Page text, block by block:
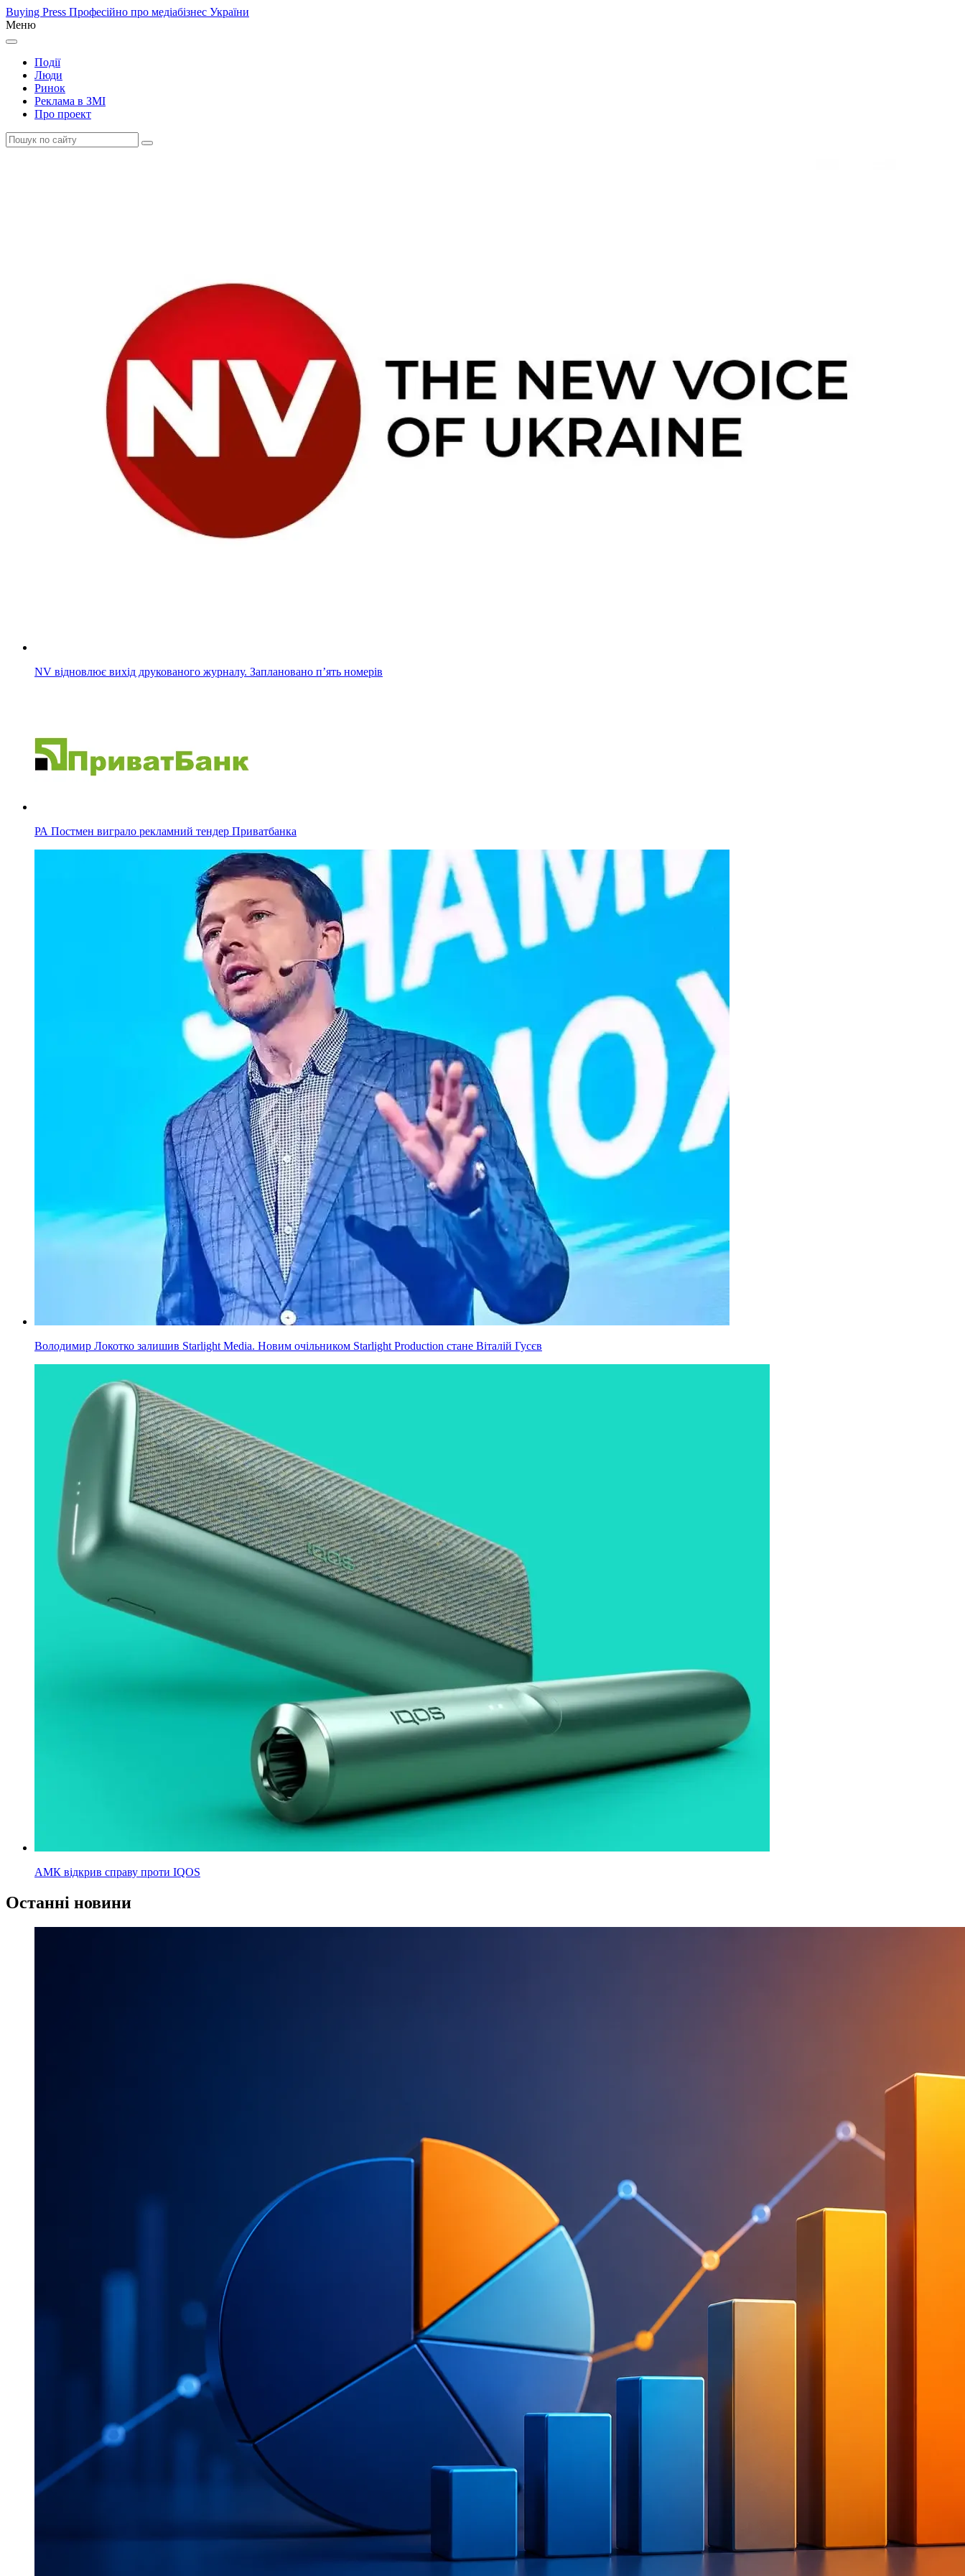
Buying Press Професійно про медіабізнес України
Меню
Події
Люди
Ринок
Реклама в ЗМІ
Про проект
NV відновлює вихід друкованого журналу. Заплановано п’ять номерів
РА Постмен виграло рекламний тендер Приватбанка
Володимир Локотко залишив Starlight Media. Новим очільником Starlight Production стане Віталій Гусєв
АМК відкрив справу проти IQOS
Останні новини